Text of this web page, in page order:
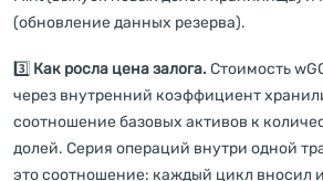
(обновление данных резерва).
3️⃣ Как росла цена залога.Стоимость
через внутренний коэффициент
соотношение базовых активов к
долей. Серия операций внутри одной
это соотношение: каждый цикл вносил